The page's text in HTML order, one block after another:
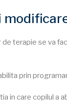
terapie se va
prin
in care copilul a